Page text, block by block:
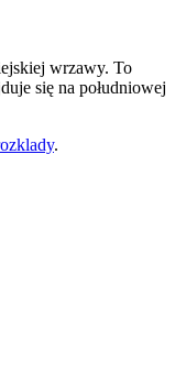
wrzawy. To
się na południowej
.